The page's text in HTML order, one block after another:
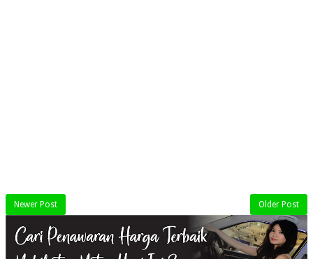
Newer Post Older Post